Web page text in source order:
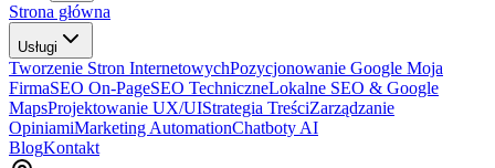
Strona główna
Usługi
Tworzenie Stron InternetowychPozycjonowanie Google Moja
FirmaSEO On-PageSEO TechniczneLokalne SEO & Google
MapsProjektowanie UX/UIStrategia TreściZarządzanie
OpiniamiMarketing AutomationChatboty AI
BlogKontakt